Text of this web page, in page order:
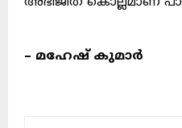
– മഹേഷ് കുമാർ